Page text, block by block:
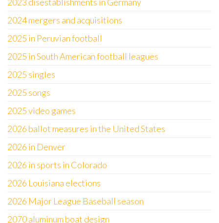
2024 mergers and acquisitions
2025 in Peruvian football
2025 in South American football leagues
2025 singles
2025 songs
2025 video games
2026 ballot measures in the United States
2026 in Denver
2026 in sports in Colorado
2026 Louisiana elections
2026 Major League Baseball season
2070 aluminum boat design